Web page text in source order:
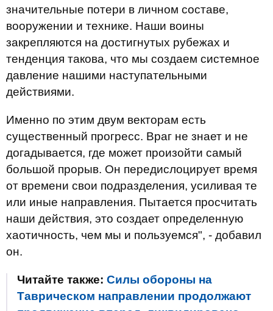
значительные потери в личном составе,
вооружении и технике. Наши воины
закрепляются на достигнутых рубежах и
тенденция такова, что мы создаем системное
давление нашими наступательными
действиями.
Именно по этим двум векторам есть
существенный прогресс. Враг не знает и не
догадывается, где может произойти самый
большой прорыв. Он передислоцирует время
от времени свои подразделения, усиливая те
или иные направления. Пытается просчитать
наши действия, это создает определенную
хаотичность, чем мы и пользуемся", - добавил
он.
Читайте также: Силы обороны на
Таврическом направлении продолжают